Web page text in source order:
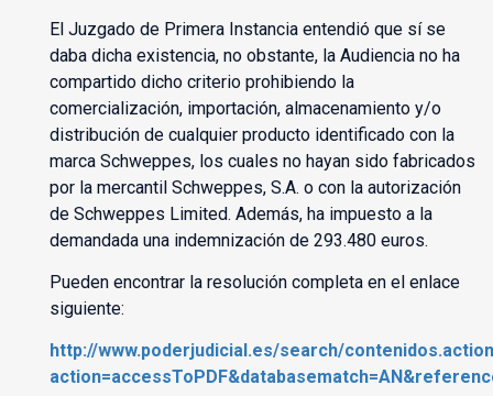
El Juzgado de Primera Instancia entendió que sí se
daba dicha existencia, no obstante, la Audiencia no ha
compartido dicho criterio prohibiendo la
comercialización, importación, almacenamiento y/o
distribución de cualquier producto identificado con la
marca Schweppes, los cuales no hayan sido fabricados
por la mercantil Schweppes, S.A. o con la autorización
de Schweppes Limited. Además, ha impuesto a la
demandada una indemnización de 293.480 euros.
Pueden encontrar la resolución completa en el enlace
siguiente:
http://www.poderjudicial.es/search/